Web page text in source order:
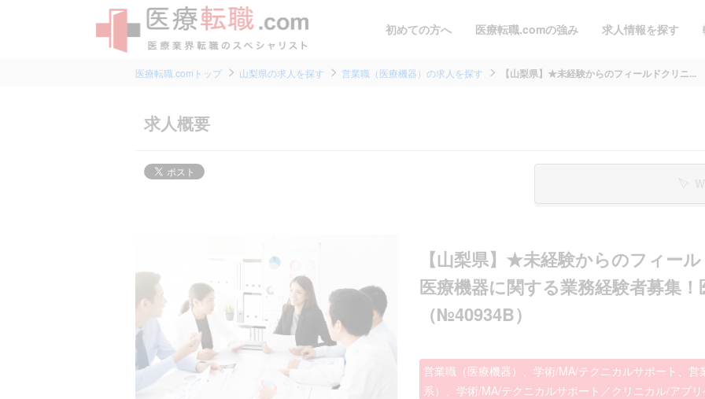
初めての方へ 医療転職.comの強み 求人情報を探す
医療転職.comトップ 山梨県の求人を探す 営業職（医療機器）の求人を探す 【山梨県】★未経験からのフィールドクリニ...
求人概要
【山梨県】★未経験からのフィー
医療機器に関する業務経験者募集
（№40934B）
営業職（医療機器）、学術/MA/テクニカルサポート、
系）、学術/MA/テクニカルサポート／クリニカル/アプ